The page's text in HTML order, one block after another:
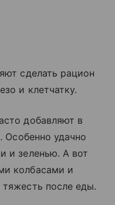
сделать рацион
и клетчатку.
добавляют в
Особенно удачно
и зеленью. А вот
колбасами и
после еды.